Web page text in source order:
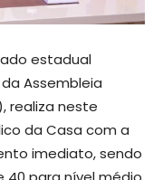
estadual
Assembleia
realiza neste
da Casa com a
imediato, sendo